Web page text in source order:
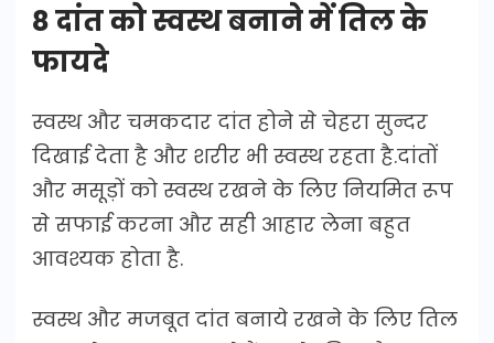
8 दांत को स्वस्थ बनाने में तिल के
फायदे
स्वस्थ और चमकदार दांत होने से चेहरा सुन्दर
दिखाई देता है और शरीर भी स्वस्थ रहता है.दांतों
और मसूड़ों को स्वस्थ रखने के लिए नियमित रूप
से सफाई करना और सही आहार लेना बहुत
आवश्यक होता है.
स्वस्थ और मजबूत दांत बनाये रखने के लिए तिल